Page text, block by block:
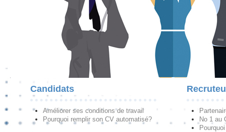
Candidats
Améliorer ses conditions de travail
Pourquoi remplir son CV automatisé?
No 1 au